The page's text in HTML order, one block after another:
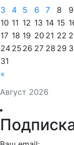
Август 2026
«
3
4 5 6 7 8
9
10 11 12 13 14 15
17 18 19 20 21 22
24 25 26 27 28 29
31